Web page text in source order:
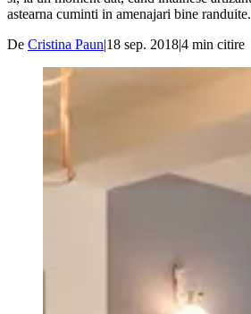
astearna cuminti in amenajari bine randuite.
De Cristina Paun|18 sep. 2018|4 min citire